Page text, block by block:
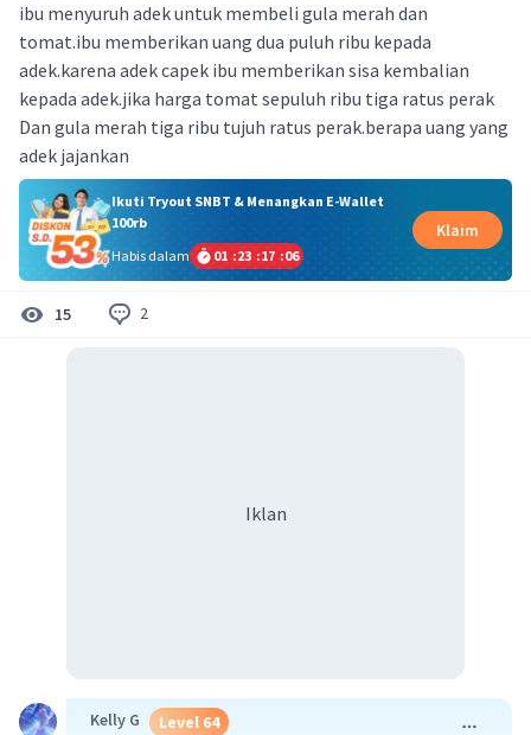
ibu menyuruh adek untuk membeli gula merah dan
tomat.ibu memberikan uang dua puluh ribu kepada
adek.karena adek capek ibu memberikan sisa kembalian
kepada adek.jika harga tomat sepuluh ribu tiga ratus perak
Dan gula merah tiga ribu tujuh ratus perak.berapa uang yang
adek jajankan
Ikuti Tryout SNBT & Menangkan E-Wallet
100rb
Habis dalam
01 :23 :17 :06
Klaim
15 2
Iklan
Kelly G Level 64